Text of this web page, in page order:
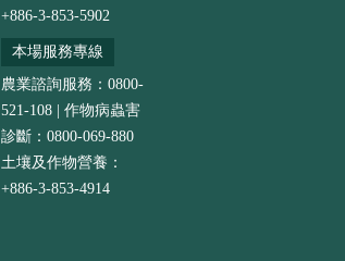
+886-3-853-5902
本場服務專線
農業諮詢服務：0800-
521-108 | 作物病蟲害
診斷：0800-069-880
土壤及作物營養：
+886-3-853-4914